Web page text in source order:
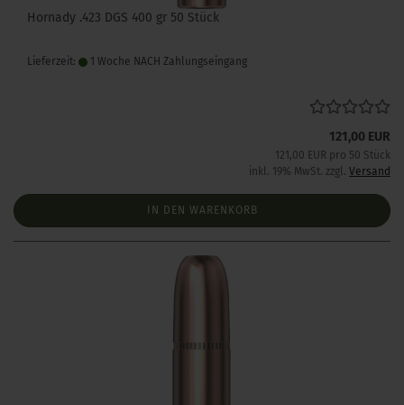
Hornady .423 DGS 400 gr 50 Stück
Lieferzeit: 1 Woche NACH Zahlungseingang
121,00 EUR
121,00 EUR pro 50 Stück
inkl. 19% MwSt. zzgl. Versand
IN DEN WARENKORB